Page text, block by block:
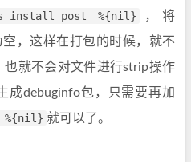
%{nil}
，将
空，这样在打包的时候，就不
也就不会对文件进行strip操作
成debuginfo包，只需要再加
%{nil} 就可以了。